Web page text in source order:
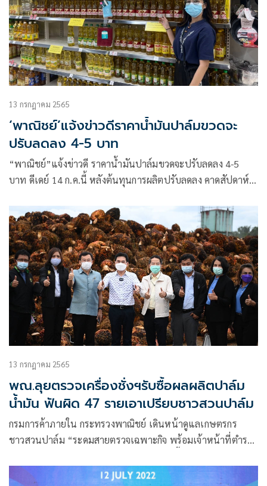
13 กรกฎาคม 2565
‘พาณิชย์’แจ้งข่าวดีราคาน้ำมันปาล์มขวดจะ
ปรับลดลง 4-5 บาท
“พาณิชย์”แจ้งข่าวดี ราคาน้ำมันปาล์มขวดจะปรับลดลง 4-5
บาท ดีเดย์ 14 ก.ค.นี้ หลังต้นทุนการผลิตปรับลดลง คาดสัปดาห์
13 กรกฎาคม 2565
พณ.ลุยตรวจเครื่องชั่งฯรับซื้อผลผลิตปาล์ม
น้ำมัน ฟันผิด 47 รายเอาเปรียบชาวสวนปาล์ม
กรมการค้าภายใน กระทรวงพาณิชย์ เดินหน้าดูแลเกษตรกร
ชาวสวนปาล์ม “ระดมสายตรวจเฉพาะกิจ พร้อมเจ้าหน้าที่ตำรวจ
น้ำมัน รวม 552 เครื่อง” พบ